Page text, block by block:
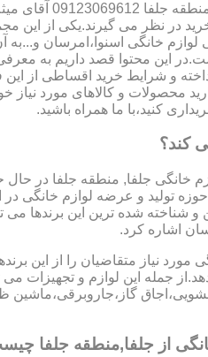
آقای میثم افسری
در نظر می گیرند.یکی از این
خانگی اسنوا،امرسان و...به
این محتوا قصد داریم به
و شرایط خرید اقساطی از
محصولات و کالاهای مورد نیاز
کنید،با ما همراه باشید.
کند؟
خانگی جلفا, منطقه جلفا در حال
تولید و عرضه لوازم خانگی در
شناخته شده ترین این برندها می
اشاره کرد.
نیاز متقاضیان را از این
جمله این لوازم و تجهیزات می
از جلفا,منطقه جلفا